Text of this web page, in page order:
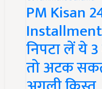
PM Kisan
निपटा लें ये
तो अटक